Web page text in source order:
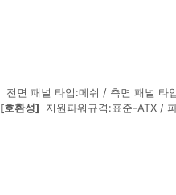
전면 패널 타입:메쉬 측면 패널 타
[호환성] 지원파워규격:표준-ATX